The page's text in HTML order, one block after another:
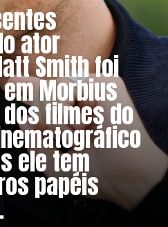
ator
Smith foi
Morbius
filmes do
ele tem
papéis